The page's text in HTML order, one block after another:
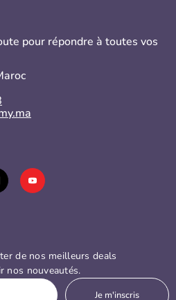
pour répondre à toutes vos
de nos meilleurs deals
nos nouveautés.
Je m'inscris